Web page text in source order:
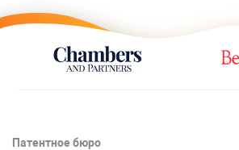
Патентное бюро